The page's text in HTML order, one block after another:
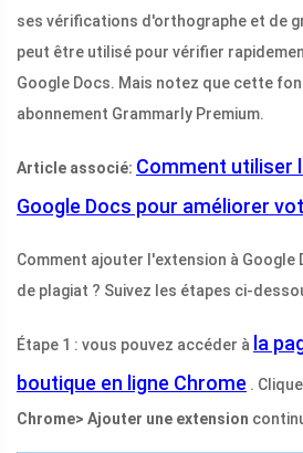
ses vérifications d'orthographe et de
peut être utilisé pour vérifier
Google Docs. Mais notez que cette
abonnement Grammarly Premium.
Article associé: Comment utiliser
Google Docs pour améliorer
Comment ajouter l'extension à
de plagiat ? Suivez les étapes ci-
Étape 1 : vous pouvez accéder à la
boutique en ligne Chrome .
Chrome> Ajouter une extension